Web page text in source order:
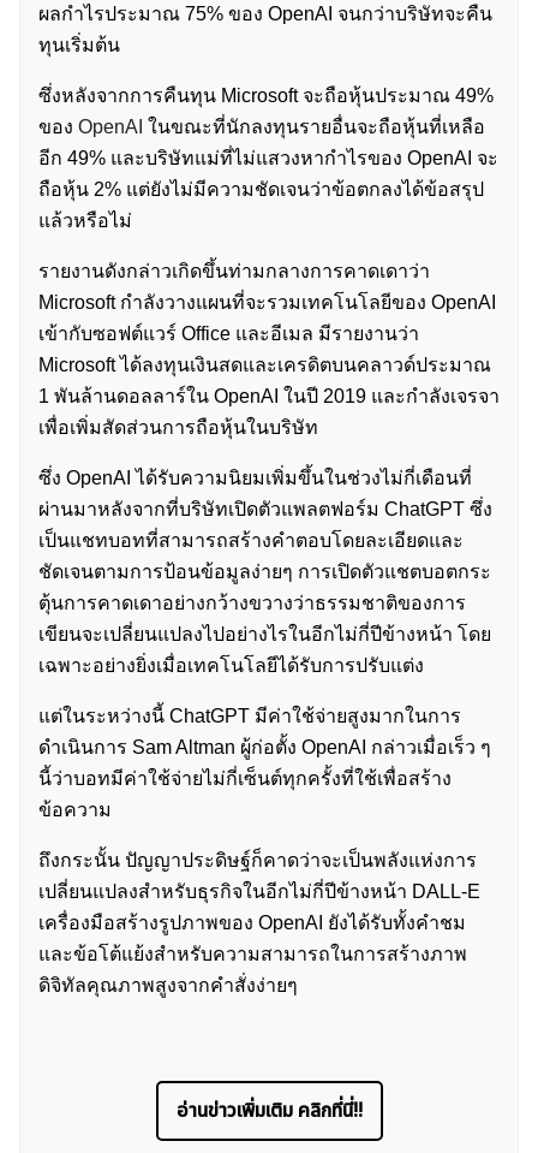
ผลกำไรประมาณ 75% ของ OpenAI จนกว่าบริษัทจะคืน
ทุนเริ่มต้น
ซึ่งหลังจากการคืนทุน Microsoft จะถือหุ้นประมาณ 49%
ของ OpenAI ในขณะที่นักลงทุนรายอื่นจะถือหุ้นที่เหลือ
อีก 49% และบริษัทแม่ที่ไม่แสวงหากำไรของ OpenAI จะ
ถือหุ้น 2% แต่ยังไม่มีความชัดเจนว่าข้อตกลงได้ข้อสรุป
แล้วหรือไม่
รายงานดังกล่าวเกิดขึ้นท่ามกลางการคาดเดาว่า
Microsoft กำลังวางแผนที่จะรวมเทคโนโลยีของ OpenAI
เข้ากับซอฟต์แวร์ Office และอีเมล มีรายงานว่า
Microsoft ได้ลงทุนเงินสดและเครดิตบนคลาวด์ประมาณ
1 พันล้านดอลลาร์ใน OpenAI ในปี 2019 และกำลังเจรจา
เพื่อเพิ่มสัดส่วนการถือหุ้นในบริษัท
ซึ่ง OpenAI ได้รับความนิยมเพิ่มขึ้นในช่วงไม่กี่เดือนที่
ผ่านมาหลังจากที่บริษัทเปิดตัวแพลตฟอร์ม ChatGPT ซึ่ง
เป็นแชทบอทที่สามารถสร้างคำตอบโดยละเอียดและ
ชัดเจนตามการป้อนข้อมูลง่ายๆ การเปิดตัวแชตบอตกระ
ตุ้นการคาดเดาอย่างกว้างขวางว่าธรรมชาติของการ
เขียนจะเปลี่ยนแปลงไปอย่างไรในอีกไม่กี่ปีข้างหน้า โดย
เฉพาะอย่างยิ่งเมื่อเทคโนโลยีได้รับการปรับแต่ง
แต่ในระหว่างนี้ ChatGPT มีค่าใช้จ่ายสูงมากในการ
ดำเนินการ Sam Altman ผู้ก่อตั้ง OpenAI กล่าวเมื่อเร็ว ๆ
นี้ว่าบอทมีค่าใช้จ่ายไม่กี่เซ็นต์ทุกครั้งที่ใช้เพื่อสร้าง
ข้อความ
ถึงกระนั้น ปัญญาประดิษฐ์ก็คาดว่าจะเป็นพลังแห่งการ
เปลี่ยนแปลงสำหรับธุรกิจในอีกไม่กี่ปีข้างหน้า DALL-E
เครื่องมือสร้างรูปภาพของ OpenAI ยังได้รับทั้งคำชม
และข้อโต้แย้งสำหรับความสามารถในการสร้างภาพ
ดิจิทัลคุณภาพสูงจากคำสั่งง่ายๆ
อ่านข่าวเพิ่มเติม คลิกที่นี่!!